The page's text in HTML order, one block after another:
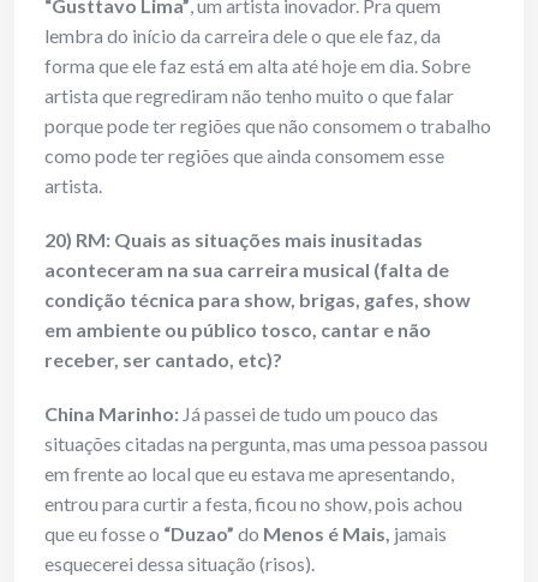
“Gusttavo Lima”, um artista inovador. Pra quem
lembra do início da carreira dele o que ele faz, da
forma que ele faz está em alta até hoje em dia. Sobre
artista que regrediram não tenho muito o que falar
porque pode ter regiões que não consomem o trabalho
como pode ter regiões que ainda consomem esse
artista.
20) RM: Quais as situações mais inusitadas
aconteceram na sua carreira musical (falta de
condição técnica para show, brigas, gafes, show
em ambiente ou público tosco, cantar e não
receber, ser cantado, etc)?
China Marinho: Já passei de tudo um pouco das
situações citadas na pergunta, mas uma pessoa passou
em frente ao local que eu estava me apresentando,
entrou para curtir a festa, ficou no show, pois achou
que eu fosse o “Duzao” do Menos é Mais, jamais
esquecerei dessa situação (risos).